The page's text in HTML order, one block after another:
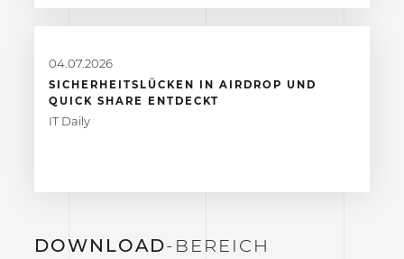
04.07.2026
SICHERHEITSLÜCKEN IN AIRDROP UND
QUICK SHARE ENTDECKT
IT Daily
DOWNLOAD-BEREICH